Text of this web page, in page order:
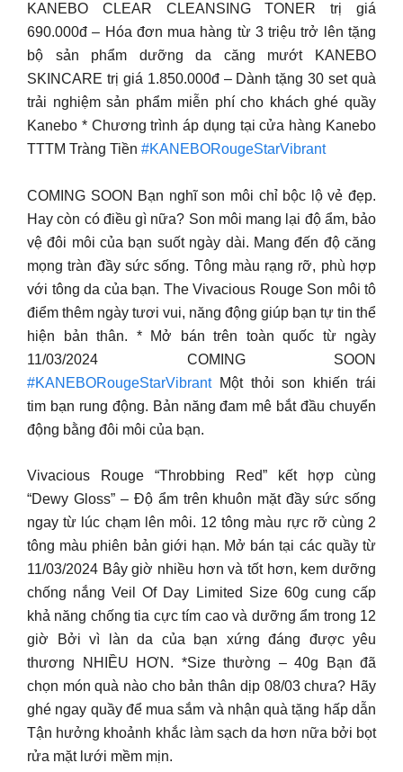
KANEBO CLEAR CLEANSING TONER trị giá
690.000đ – Hóa đơn mua hàng từ 3 triệu trở lên tặng
bộ sản phẩm dưỡng da căng mướt KANEBO
SKINCARE trị giá 1.850.000đ – Dành tặng 30 set quà
trải nghiệm sản phẩm miễn phí cho khách ghé quầy
Kanebo * Chương trình áp dụng tại cửa hàng Kanebo
TTTM Tràng Tiền #KANEBORougeStarVibrant
COMING SOON Bạn nghĩ son môi chỉ bộc lộ vẻ đẹp.
Hay còn có điều gì nữa? Son môi mang lại độ ẩm, bảo
vệ đôi môi của bạn suốt ngày dài. Mang đến độ căng
mọng tràn đầy sức sống. Tông màu rạng rỡ, phù hợp
với tông da của bạn. The Vivacious Rouge Son môi tô
điểm thêm ngày tươi vui, năng động giúp bạn tự tin thể
hiện bản thân. * Mở bán trên toàn quốc từ ngày
11/03/2024 COMING SOON
#KANEBORougeStarVibrantMột thỏi son khiến trái
tim bạn rung động. Bản năng đam mê bắt đầu chuyển
động bằng đôi môi của bạn.
Vivacious Rouge “Throbbing Red” kết hợp cùng
“Dewy Gloss” – Độ ẩm trên khuôn mặt đầy sức sống
ngay từ lúc chạm lên môi. 12 tông màu rực rỡ cùng 2
tông màu phiên bản giới hạn. Mở bán tại các quầy từ
11/03/2024 Bây giờ nhiều hơn và tốt hơn, kem dưỡng
chống nắng Veil Of Day Limited Size 60g cung cấp
khả năng chống tia cực tím cao và dưỡng ẩm trong 12
giờ Bởi vì làn da của bạn xứng đáng được yêu
thương NHIỀU HƠN. *Size thường – 40g Bạn đã
chọn món quà nào cho bản thân dịp 08/03 chưa? Hãy
ghé ngay quầy để mua sắm và nhận quà tặng hấp dẫn
Tận hưởng khoảnh khắc làm sạch da hơn nữa bởi bọt
rửa mặt lưới mềm mịn.